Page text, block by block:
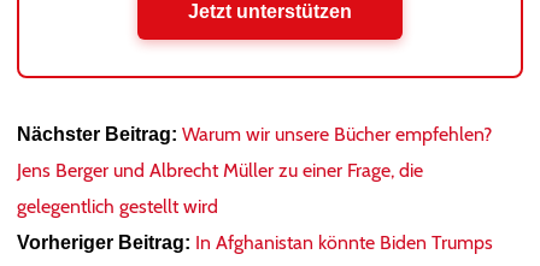
Jetzt unterstützen
Nächster Beitrag: Warum wir unsere Bücher empfehlen?
Jens Berger und Albrecht Müller zu einer Frage, die
gelegentlich gestellt wird
Vorheriger Beitrag: In Afghanistan könnte Biden Trumps